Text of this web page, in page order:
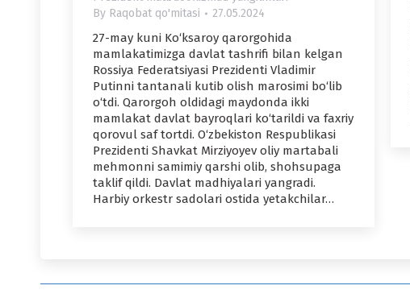
By Raqobat qo'mitasi 27.05.2024
27-may kuni Ko‘ksaroy qarorgohida
mamlakatimizga davlat tashrifi bilan kelgan
Rossiya Federatsiyasi Prezidenti Vladimir
Putinni tantanali kutib olish marosimi bo‘lib
o‘tdi. Qarorgoh oldidagi maydonda ikki
mamlakat davlat bayroqlari ko‘tarildi va faxriy
qorovul saf tortdi. O‘zbekiston Respublikasi
Prezidenti Shavkat Mirziyoyev oliy martabali
mehmonni samimiy qarshi olib, shohsupaga
taklif qildi. Davlat madhiyalari yangradi.
Harbiy orkestr sadolari ostida yetakchilar…